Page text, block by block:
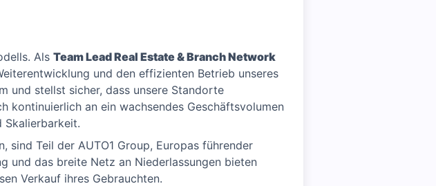
Als Team Lead Real Estate & Branch Network
und den effizienten Betrieb unseres
und stellst sicher, dass unsere Standorte
an ein wachsendes Geschäftsvolumen
Skalierbarkeit.
sind Teil der AUTO1 Group, Europas führender
und das breite Netz an Niederlassungen bieten
Verkauf ihres Gebrauchten.